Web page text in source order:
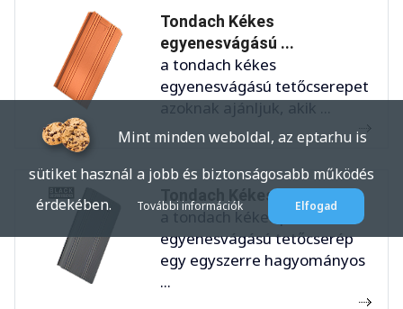
Tondach Kékes
egyenesvágású ...
a tondach kékes
egyenesvágású tetőcserepet
azoknak ajánljuk, akik ...
Tondach Kékes Plus ...
a tondach kékes plus
egyenesvágású tetőcserép
egy egyszerre hagyományos
...
Mint minden weboldal, az eptar.hu is
sütiket használ a jobb és biztonságosabb működés
érdekében.
További információk Elfogad